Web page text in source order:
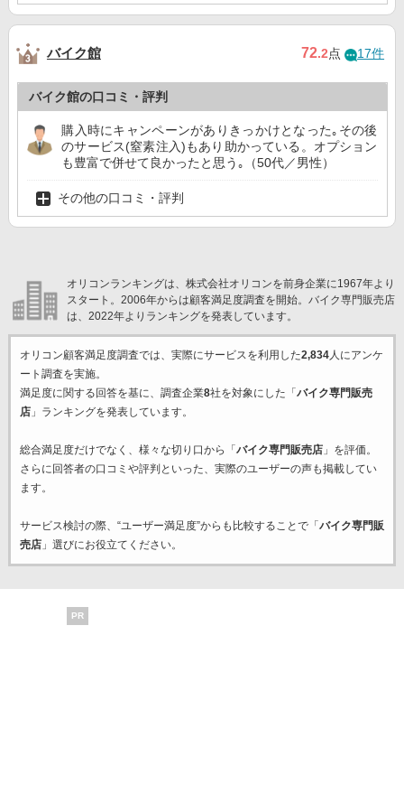
バイク館 72.2点 17件
バイク館の口コミ・評判
購入時にキャンペーンがありきっかけとなった｡その後
のサービス(窒素注入)もあり助かっている。オプション
も豊富で併せて良かったと思う｡（50代／男性）
その他の口コミ・評判
オリコンランキングは、株式会社オリコンを前身企業に1967年より
スタート。2006年からは顧客満足度調査を開始。バイク専門販売店
は、2022年よりランキングを発表しています。
オリコン顧客満足度調査では、実際にサービスを利用した2,834人にアンケ
ート調査を実施。
満足度に関する回答を基に、調査企業8社を対象にした「 バイク専門販売
店」ランキングを発表しています。
総合満足度だけでなく、様々な切り口から「 バイク専門販売店」を評価。
さらに回答者の口コミや評判といった、実際のユーザーの声も掲載してい
ます。
サービス検討の際、“ユーザー満足度”からも比較することで「 バイク専門販
売店」選びにお役立てください。
PR